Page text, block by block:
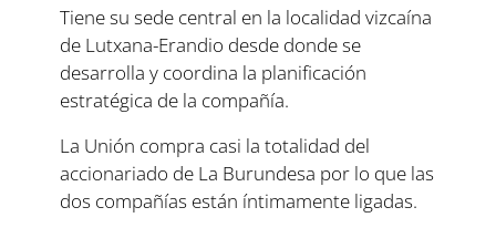
Tiene su sede central en la localidad vizcaína
de Lutxana-Erandio desde donde se
desarrolla y coordina la planificación
estratégica de la compañía.
La Unión compra casi la totalidad del
accionariado de La Burundesa por lo que las
dos compañías están íntimamente ligadas.